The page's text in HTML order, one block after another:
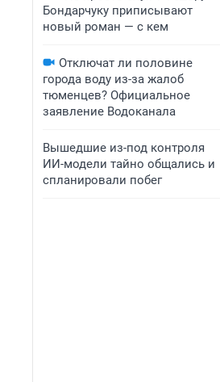
Бондарчуку приписывают
новый роман — с кем
Отключат ли половине
города воду из-за жалоб
тюменцев? Официальное
заявление Водоканала
Вышедшие из-под контроля
ИИ-модели тайно общались и
спланировали побег